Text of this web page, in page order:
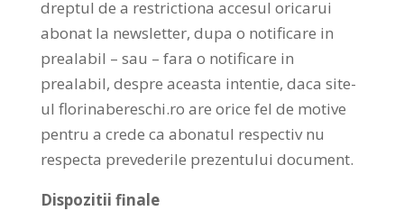
dreptul de a restrictiona accesul oricarui
abonat la newsletter, dupa o notificare in
prealabil – sau – fara o notificare in
prealabil, despre aceasta intentie, daca site-
ul florinabereschi.ro are orice fel de motive
pentru a crede ca abonatul respectiv nu
respecta prevederile prezentului document.
Dispozitii finale